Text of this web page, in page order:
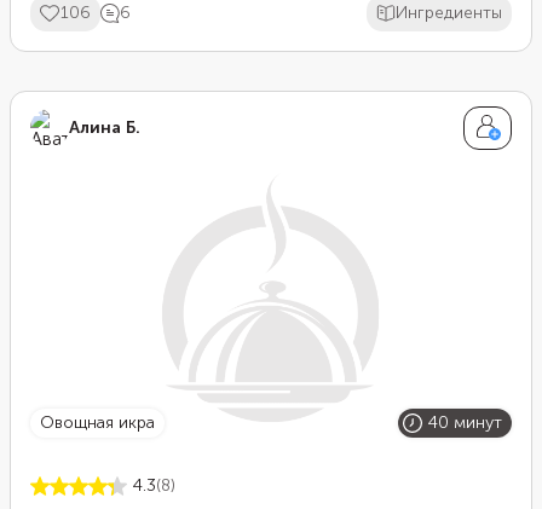
106 6 Ингредиенты
Алина Б.
овощная икра 40 минут
4.3(8)